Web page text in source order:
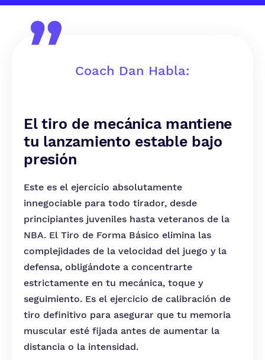
Coach Dan Habla:
El tiro de mecánica mantiene
tu lanzamiento estable bajo
presión
Este es el ejercicio absolutamente
innegociable para todo tirador, desde
principiantes juveniles hasta veteranos de la
NBA. El Tiro de Forma Básico elimina las
complejidades de la velocidad del juego y la
defensa, obligándote a concentrarte
estrictamente en tu mecánica, toque y
seguimiento. Es el ejercicio de calibración de
tiro definitivo para asegurar que tu memoria
muscular esté fijada antes de aumentar la
distancia o la intensidad.